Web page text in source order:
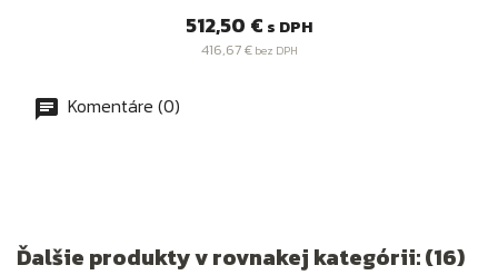
Cena
512,50 € s DPH
416,67 €bez DPH
Komentáre (0)
Ďalšie produkty v rovnakej kategórii: (16)